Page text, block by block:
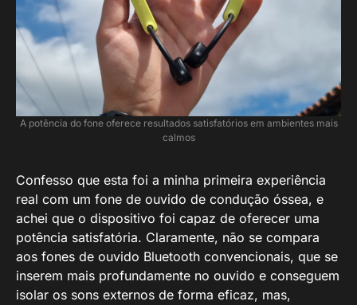
A potência do fone oferece resultados satisfatórios em ambientes mais
calmos
Confesso que esta foi a minha primeira experiência
real com um fone de ouvido de condução óssea, e
achei que o dispositivo foi capaz de oferecer uma
potência satisfatória. Claramente, não se compara
aos fones de ouvido Bluetooth convencionais, que se
inserem mais profundamente no ouvido e conseguem
isolar os sons externos de forma eficaz, mas,